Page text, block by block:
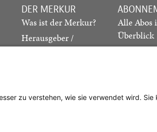
DER MERKUR
Was ist der Merkur?
Herausgeber /
Redaktion
Alle Abos
Überblick
Print-Abo
zu verstehen, wie sie verwendet wird.